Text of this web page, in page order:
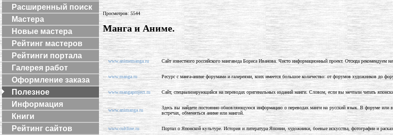
Расширенный поиск
Мастера
Новые мастера
Рейтинг мастеров
Рейтинги портала
Галерея работ
Оформление заказа
Полезное
Информация
Книги
Рейтинг сайтов
Просмотров: 5544
Манга и Аниме.
www.animemanga.ru Сайт известного российского мангаведа Бориса Иванова. Чисто информационный проект. Отсюда рекомендуем
www.manga.ru Ресурс с манга-аниме форумами и галереями, коих имеется большое количество: от форумов художников до
www.mangaproject.ru Сайт, специализирующийся на переводах оригинальных изданий манги. Словом, если вы мечтали читать
www.animanga.ru
Здесь вы найдете постоянно обновляющуюся информацию о переводах манги на русский язык. В форуме или
встречах, обменяться аниме или мангой.
www.cultline.ru Портал о Японской культуре. История и литература Японии, художники, боевые искусства, фотографии и